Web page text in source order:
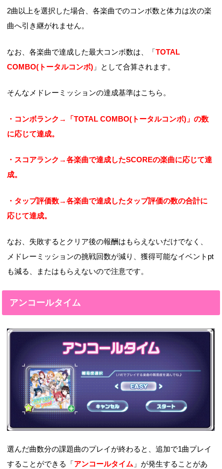
2曲以上を選択した場合、各楽曲でのコンボ数と体力は次の楽
曲へ引き継がれません。
なお、各楽曲で達成した最大コンボ数は、「TOTAL
COMBO(トータルコンボ) 」として合算されます。
そんなメドレーミッションの達成基準はこちら。
・コンボランク→「TOTAL COMBO(トータルコンボ)」の数
に応じて達成。
・スコアランク→各楽曲で達成したSCOREの楽曲に応じて達
成。
・タップ評価数→各楽曲で達成したタップ評価の数の合計に
応じて達成。
なお、失敗するとクリア後の報酬はもらえないだけでなく、
メドレーミッションの挑戦回数が減り、獲得可能なイベントpt
も減る、またはもらえないので注意です。
アンコールタイム
選んだ曲数分の課題曲のプレイが終わると、追加で1曲プレイ
することができる「アンコールタイム 」が発生することがあ